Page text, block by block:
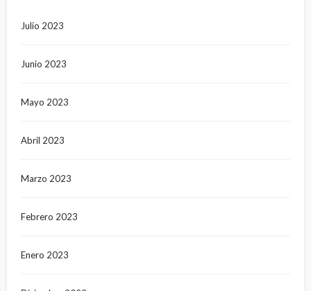
Julio 2023
Junio 2023
Mayo 2023
Abril 2023
Marzo 2023
Febrero 2023
Enero 2023